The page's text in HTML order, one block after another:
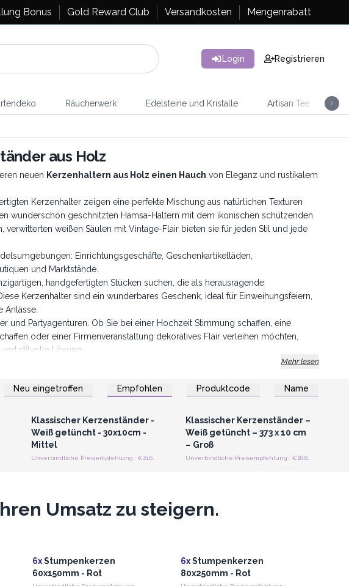
Bonus Gold Reward Club Versandkosten Mengenrabatt
Login Registrieren
Räucherwerk Edelsteine und Kristalle Artisan Tee
aus Holz
neuen Kerzenhaltern aus Holz einen Hauch von Eleganz und rustikalem
Kerzenhalter zeigen eine perfekte Mischung aus natürlichen Texturen
wunderschön geschnitzten Hamsa-Haltern mit dem ikonischen schützenden
verwitterten weißen Säulen mit Vintage-Flair bieten sie für jeden Stil und jede
Einrichtungsgeschäfte, Geschenkartikelläden,
und Marktstände.
handgefertigten Stücken suchen, die als herausragende
Kerzenhalter sind ein wunderbares Geschenk, ideal für Einweihungsfeiern,
Anlässe.
und Partyagenturen. Ob Sie bei einer Hochzeit Stimmung schaffen, eine
oder einer Firmenveranstaltung dekoratives Flair verleihen möchten,
stilvolle Lösung.
oder Akzentbeleuchtung für jeden besonderen Anlass verwendet
hölzernen Kerzenhaltern, bestellen Sie noch heute.
Mehr lesen
Neu eingetroffen Empfohlen Produktcode Name
Anmelden oder Registrieren
für Großhandelspreise
Klassischer Kerzenständer -
Weiß getüncht - 30x10cm -
Mittel
Unverbindliche Preisempfehlung : €21.60/Stück
Anmelden oder Registrieren
für Großhandelspreise
Klassischer Kerzenständer –
Weiß getüncht – 373 x 10 cm
– Groß
Umsatz zu steigern.
6xStumpenkerzen
60x150mm - Rot
6xStumpenkerzen
80x250mm - Rot